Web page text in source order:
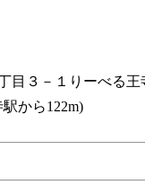
目３－１りーべる王
から122m)